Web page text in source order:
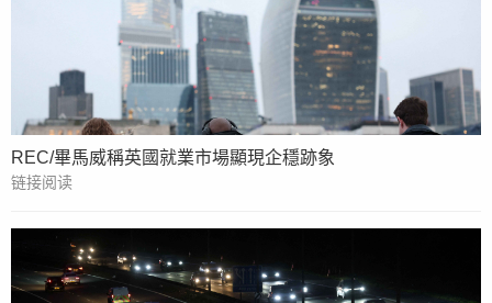
REC/畢馬威稱英國就業市場顯現企穩跡象
链接阅读